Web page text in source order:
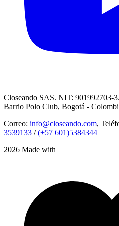
Closeando SAS. NIT: 901992703-
Barrio Polo Club, Bogotá -
Correo: info@closeando.com,
3539133 /(+57 601)5384344
2026 Made with